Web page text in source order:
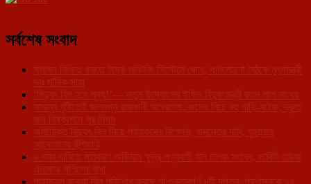
সর্বশেষ সংবাদ
সুশাসন নিশ্চিত করতে টাস্ক মনিটরিং সিস্টেমে জোর, পর্যালোচনা বৈঠকে মুখ্যমন্ত্রী
ডাঃ মানিক সাহা
‘বিদ্যুৎ বিল হবে শূন্য!’— নতুন উদ্যোগের ইঙ্গিত বিদ্যুৎমন্ত্রী রতন লাল নাথের
সামান্য বৃষ্টিতেই জলমগ্ন রাজধানী আগরতলা, জলের নিচে বহু গাড়ি-বাইক, দ্রুত
জল নিষ্কাশনে পুর নিগম
অতিরিক্ত বিদ্যুৎ বিল নিয়ে গ্রাহকদের বিক্ষোভ, তদন্তের দাবি, বৃহত্তর
আন্দোলনের হুঁশিয়ারি
৯ দফা দাবিতে মহাকরণ অভিযান ক্ষুদ্র পণ্যবাহী যান চালক সংঘের, সার্কিট হাউজ
এলাকায় পুলিশের বাধা